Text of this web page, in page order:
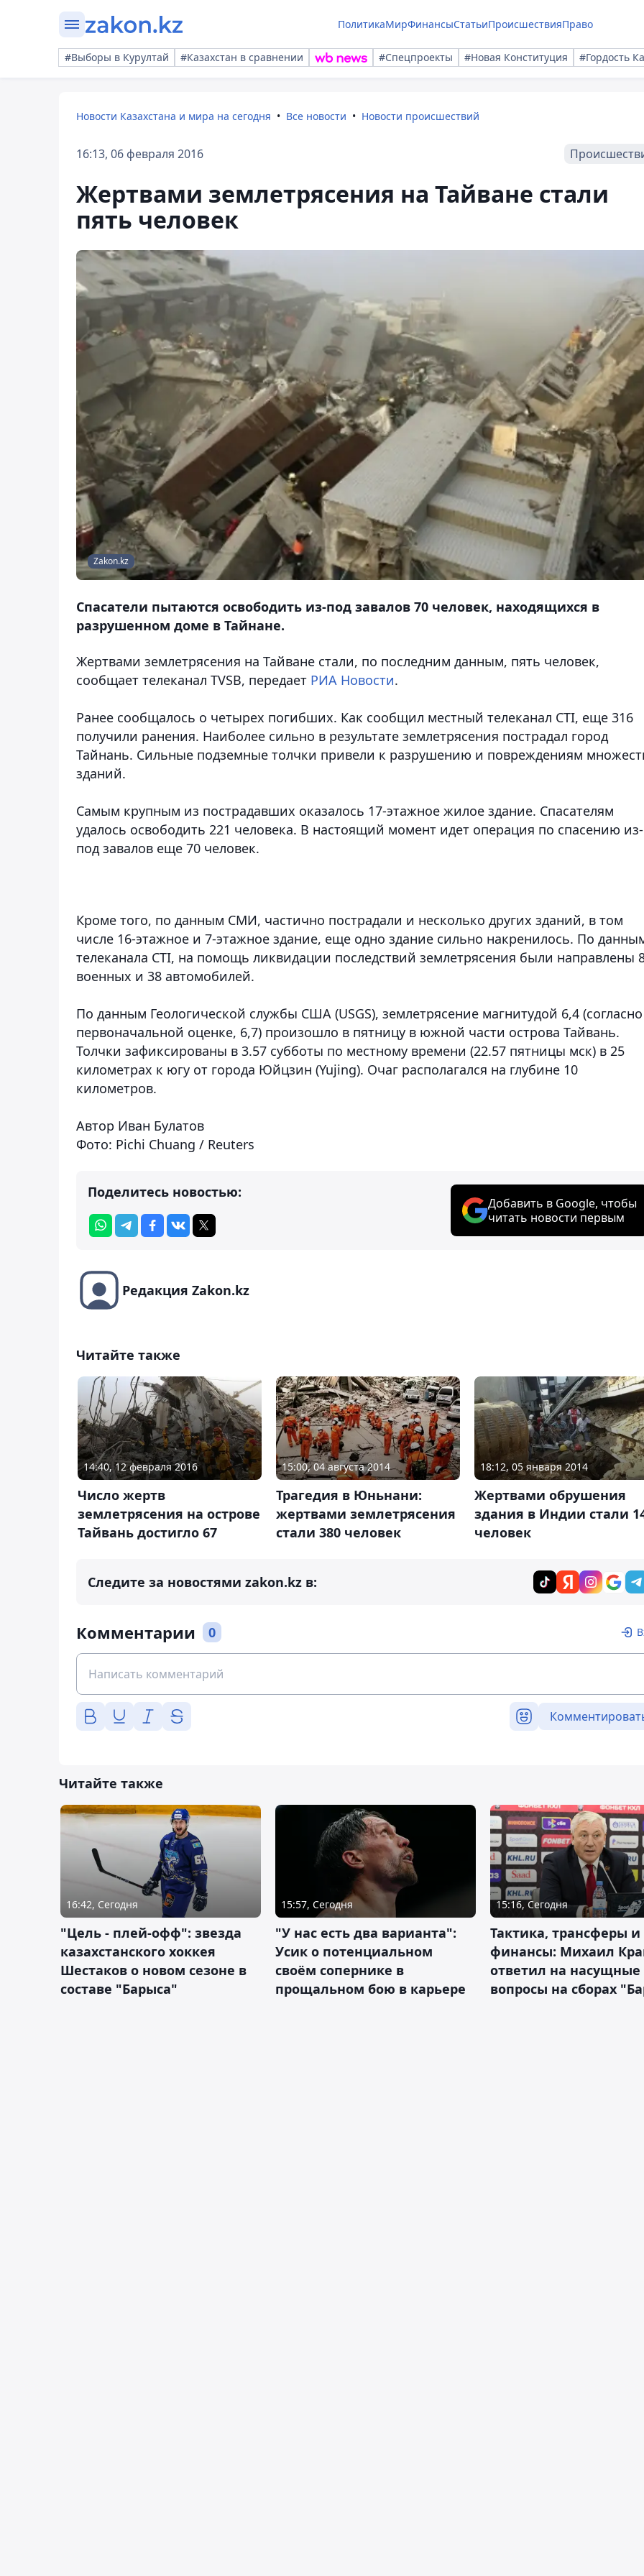
ПолитикаМирФинансыСтатьиПроисшествияПраво
#Выборы в Курултай #Казахстан в сравнении #Спецпроекты #Новая Конституция #Гордость
Новости Казахстана и мира на сегодня Все новости Новости происшествий
16:13, 06 февраля 2016
Жертвами землетрясения на Тайване стали
пять человек
Zakon.kz
Спасатели пытаются освободить из-под завалов 70 человек, находящихся в
разрушенном доме в Тайнане.
Жертвами землетрясения на Тайване стали, по последним данным, пять человек,
сообщает телеканал TVSB, передает РИА Новости.
Ранее сообщалось о четырех погибших. Как сообщил местный телеканал CTI, еще 316
получили ранения. Наиболее сильно в результате землетрясения пострадал город
Тайнань. Сильные подземные толчки привели к разрушению и повреждениям
зданий.
Самым крупным из пострадавших оказалось 17-этажное жилое здание. Спасателям
удалось освободить 221 человека. В настоящий момент идет операция по спасению из-
под завалов еще 70 человек.
Кроме того, по данным СМИ, частично пострадали и несколько других зданий, в том
числе 16-этажное и 7-этажное здание, еще одно здание сильно накренилось. По
телеканала CTI, на помощь ликвидации последствий землетрясения были направлены
военных и 38 автомобилей.
По данным Геологической службы США (USGS), землетрясение магнитудой 6,4 (согласно
первоначальной оценке, 6,7) произошло в пятницу в южной части острова Тайвань.
Толчки зафиксированы в 3.57 субботы по местному времени (22.57 пятницы мск) в 25
километрах к югу от города Юйцзин (Yujing). Очаг располагался на глубине 10
километров.
Автор Иван Булатов
Фото: Pichi Chuang / Reuters
Поделитесь новостью:
Добавить в Google, чтобы
читать новости первым
Редакция Zakon.kz
Читайте также
14:40, 12 февраля 2016
Число жертв
землетрясения на острове
Тайвань достигло 67
15:00, 04 августа 2014
Трагедия в Юньнани:
жертвами землетрясения
стали 380 человек
18:12, 05 января 2014
Жертвами обрушения
здания в Индии стали
человек
Следите за новостями zakon.kz в:
Комментарии 0
Читайте также
16:42, Сегодня
"Цель - плей-офф": звезда
казахстанского хоккея
Шестаков о новом сезоне в
составе "Барыса"
15:57, Сегодня
"У нас есть два варианта":
Усик о потенциальном
своём сопернике в
прощальном бою в карьере
15:16, Сегодня
Тактика, трансферы и
финансы: Михаил
ответил на насущные
вопросы на сборах